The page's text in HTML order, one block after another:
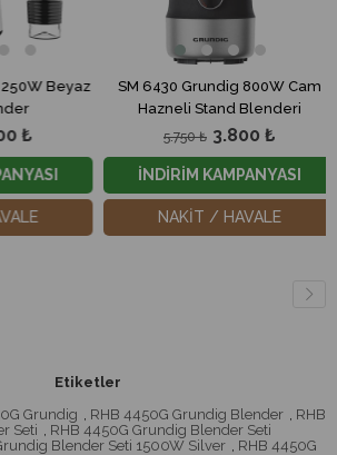
Beyaz
₺
SM 6430 Grundig 800W Cam
Hazneli Stand Blenderi
3.800 ₺
5.750 ₺
İNDİRİM KAMPANYASI
NAKİT / HAVALE
Etiketler
Grundig , RHB 4450G Grundig Blender , RHB
Seti , RHB 4450G Grundig Blender Seti
Blender Seti 1500W Silver , RHB 4450G